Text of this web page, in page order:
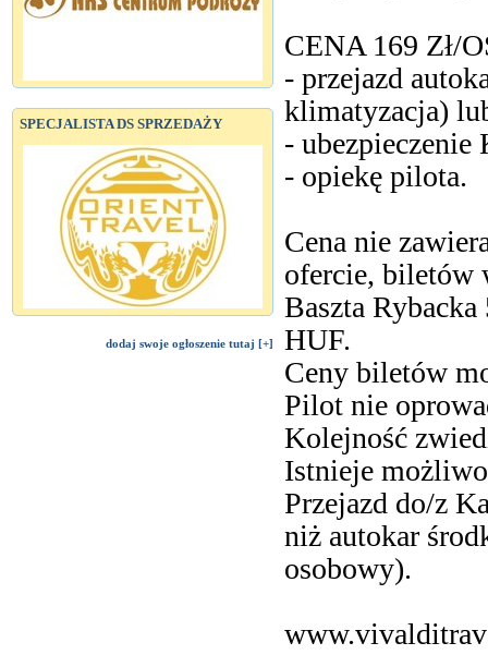
SPECJALISTA DS SPRZEDAŻY
dodaj swoje ogłoszenie tutaj [+]
CENA 169 Zł/
- przejazd
klimatyzacja)
-
- opiekę pilota.
Cena nie
ofercie, biletów
Baszta
HUF.
Ceny biletów
Pilot nie
Kolejność
Istnieje
Przejazd do/z
niż autokar
osobowy).